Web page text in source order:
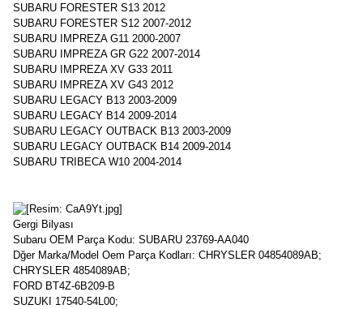
SUBARU FORESTER S13 2012
SUBARU FORESTER S12 2007-2012
SUBARU IMPREZA G11 2000-2007
SUBARU IMPREZA GR G22 2007-2014
SUBARU IMPREZA XV G33 2011
SUBARU IMPREZA XV G43 2012
SUBARU LEGACY B13 2003-2009
SUBARU LEGACY B14 2009-2014
SUBARU LEGACY OUTBACK B13 2003-2009
SUBARU LEGACY OUTBACK B14 2009-2014
SUBARU TRIBECA W10 2004-2014
Gergi Bilyası
Subaru OEM Parça Kodu: SUBARU 23769-AA040
Dğer Marka/Model Oem Parça Kodları: CHRYSLER 04854089AB;
CHRYSLER 4854089AB;
FORD BT4Z-6B209-B
SUZUKI 17540-54L00;